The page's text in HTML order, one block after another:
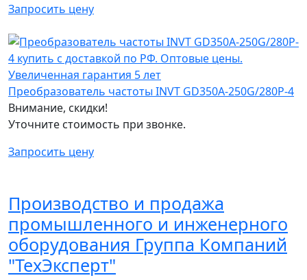
Запросить цену
Преобразователь частоты INVT GD350A-250G/280P-4
Внимание, скидки!
Уточните стоимость при звонке.
Запросить цену
Производство и продажа
промышленного и инженерного
оборудования Группа Компаний
"ТехЭксперт"